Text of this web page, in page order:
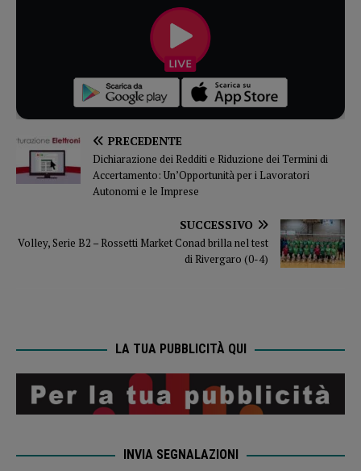
PRECEDENTE
Dichiarazione dei Redditi e Riduzione dei Termini di
Accertamento: Un’Opportunità per i Lavoratori
Autonomi e le Imprese
SUCCESSIVO
Volley, Serie B2 – Rossetti Market Conad brilla nel test
di Rivergaro (0-4)
LA TUA PUBBLICITÀ QUI
INVIA SEGNALAZIONI